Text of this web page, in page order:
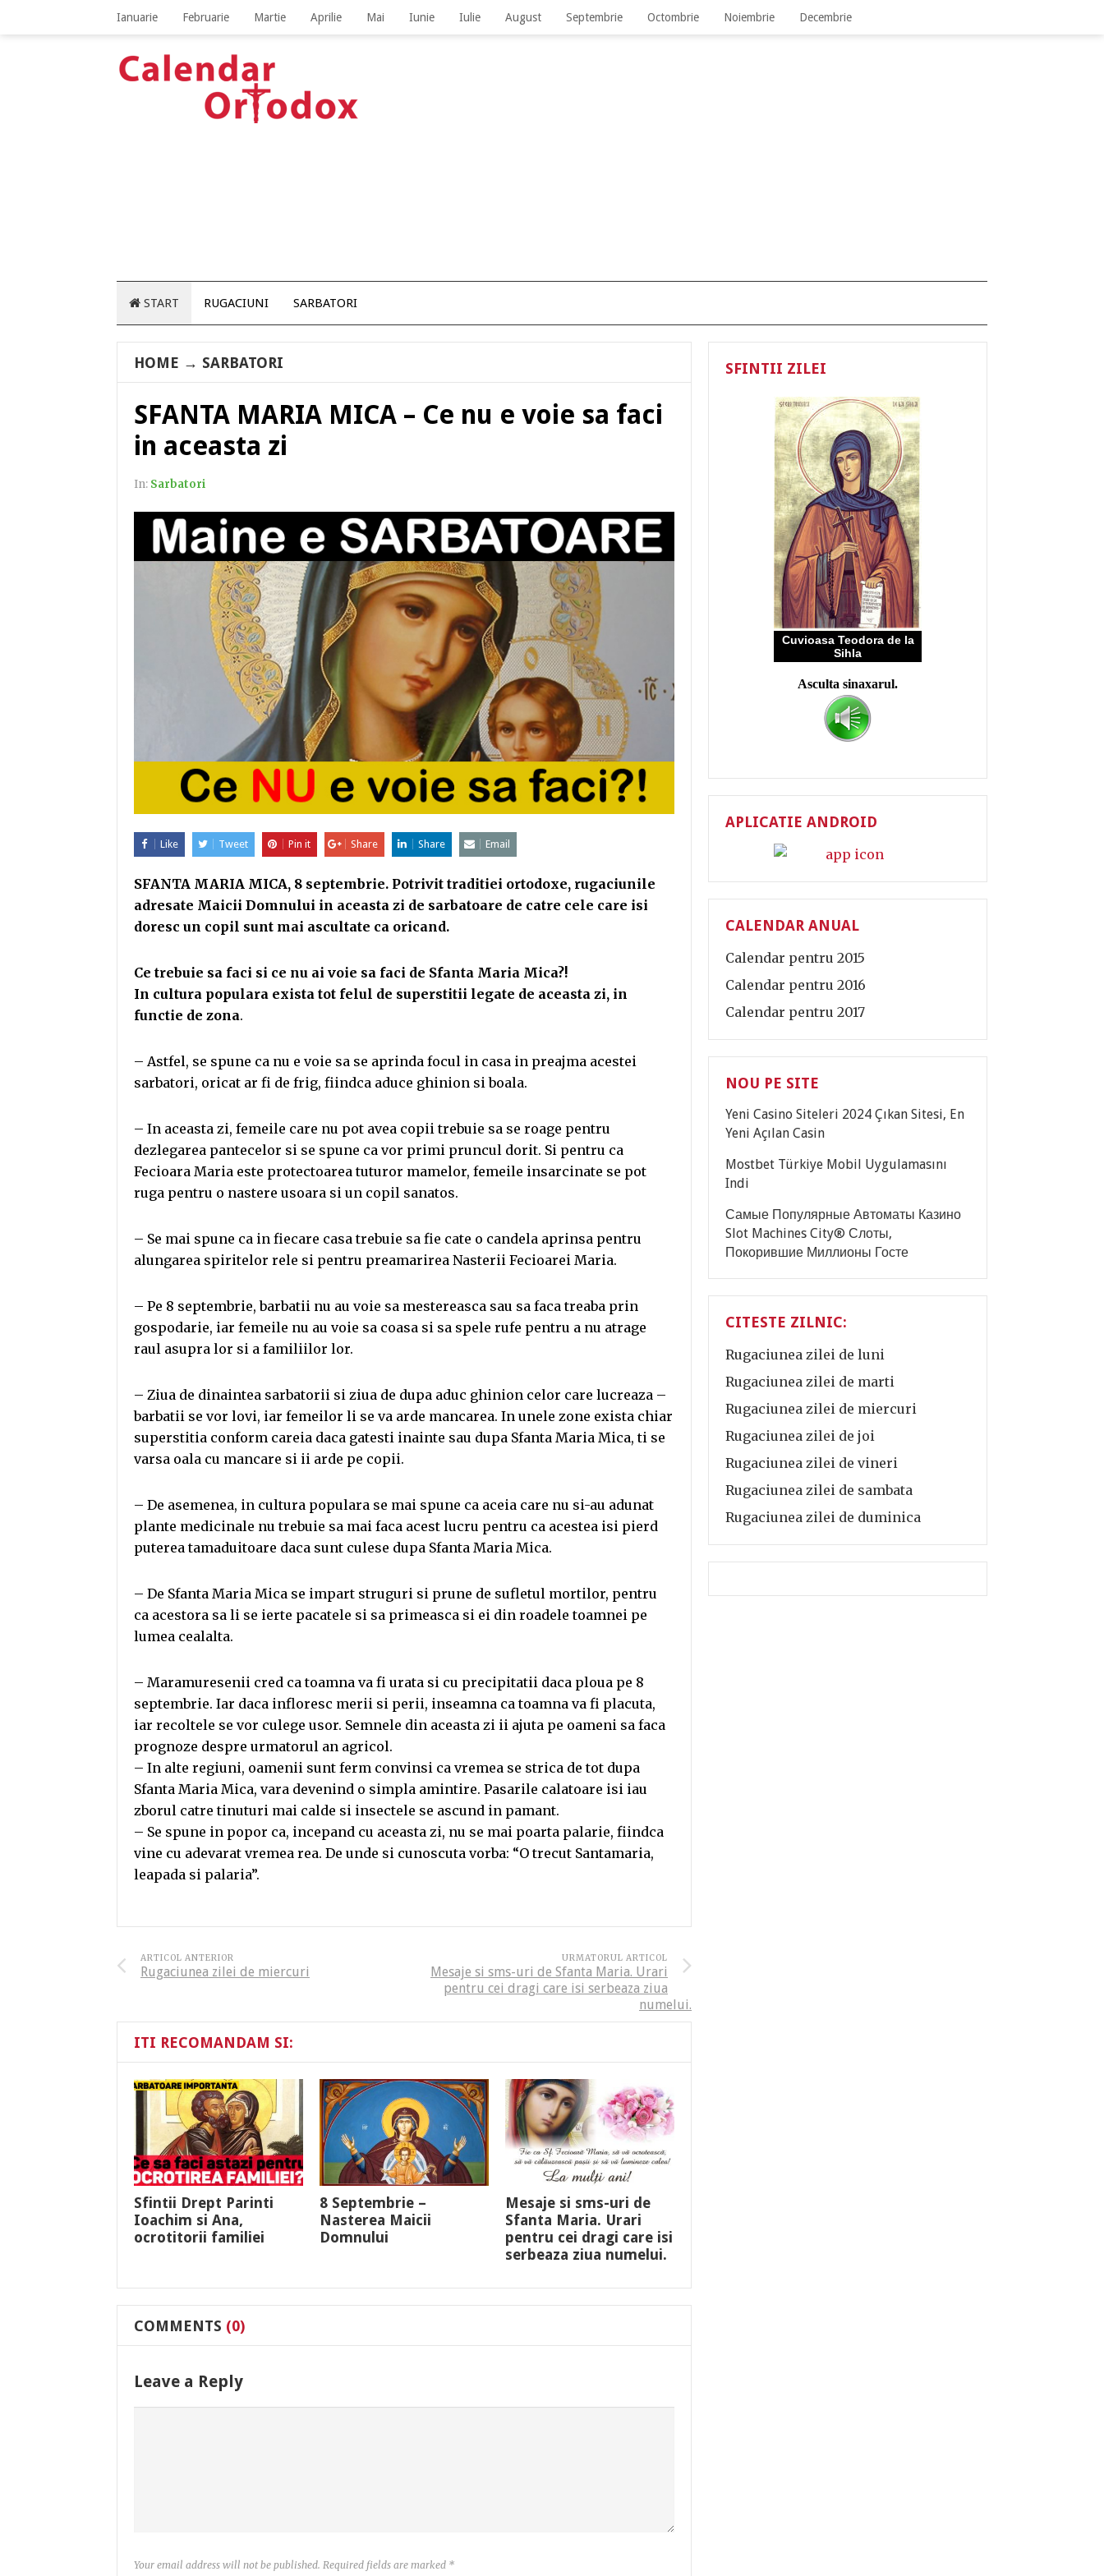
Ianuarie Februarie Martie Aprilie Mai Iunie Iulie August Septembrie Octombrie Noiembrie Decembrie
START RUGACIUNI SARBATORI
HOME → SARBATORI
SFANTA MARIA MICA – Ce nu e voie sa faci
in aceasta zi
In: Sarbatori
Like Tweet Pin it Share Share Email
SFANTA MARIA MICA, 8 septembrie. Potrivit traditiei ortodoxe, rugaciunile
adresate Maicii Domnului in aceasta zi de sarbatoare de catre cele care isi
doresc un copil sunt mai ascultate ca oricand.
Ce trebuie sa faci si ce nu ai voie sa faci de Sfanta Maria Mica?!
In cultura populara exista tot felul de superstitii legate de aceasta zi, in
functie de zona.
– Astfel, se spune ca nu e voie sa se aprinda focul in casa in preajma acestei
sarbatori, oricat ar fi de frig, fiindca aduce ghinion si boala.
– In aceasta zi, femeile care nu pot avea copii trebuie sa se roage pentru
dezlegarea pantecelor si se spune ca vor primi pruncul dorit. Si pentru ca
Fecioara Maria este protectoarea tuturor mamelor, femeile insarcinate se pot
ruga pentru o nastere usoara si un copil sanatos.
– Se mai spune ca in fiecare casa trebuie sa fie cate o candela aprinsa pentru
alungarea spiritelor rele si pentru preamarirea Nasterii Fecioarei Maria.
– Pe 8 septembrie, barbatii nu au voie sa mestereasca sau sa faca treaba prin
gospodarie, iar femeile nu au voie sa coasa si sa spele rufe pentru a nu atrage
raul asupra lor si a familiilor lor.
– Ziua de dinaintea sarbatorii si ziua de dupa aduc ghinion celor care lucreaza –
barbatii se vor lovi, iar femeilor li se va arde mancarea. In unele zone exista chiar
superstitia conform careia daca gatesti inainte sau dupa Sfanta Maria Mica, ti se
varsa oala cu mancare si ii arde pe copii.
– De asemenea, in cultura populara se mai spune ca aceia care nu si-au adunat
plante medicinale nu trebuie sa mai faca acest lucru pentru ca acestea isi pierd
puterea tamaduitoare daca sunt culese dupa Sfanta Maria Mica.
– De Sfanta Maria Mica se impart struguri si prune de sufletul mortilor, pentru
ca acestora sa li se ierte pacatele si sa primeasca si ei din roadele toamnei pe
lumea cealalta.
– Maramuresenii cred ca toamna va fi urata si cu precipitatii daca ploua pe 8
septembrie. Iar daca infloresc merii si perii, inseamna ca toamna va fi placuta,
iar recoltele se vor culege usor. Semnele din aceasta zi ii ajuta pe oameni sa faca
prognoze despre urmatorul an agricol.
– In alte regiuni, oamenii sunt ferm convinsi ca vremea se strica de tot dupa
Sfanta Maria Mica, vara devenind o simpla amintire. Pasarile calatoare isi iau
zborul catre tinuturi mai calde si insectele se ascund in pamant.
– Se spune in popor ca, incepand cu aceasta zi, nu se mai poarta palarie, fiindca
vine cu adevarat vremea rea. De unde si cunoscuta vorba: “O trecut Santamaria,
leapada si palaria”.
ARTICOL ANTERIOR
Rugaciunea zilei de miercuri
URMATORUL ARTICOL
Mesaje si sms-uri de Sfanta Maria. Urari
pentru cei dragi care isi serbeaza ziua
numelui.
ITI RECOMANDAM SI:
Sfintii Drept Parinti
Ioachim si Ana,
ocrotitorii familiei
8 Septembrie –
Nasterea Maicii
Domnului
Mesaje si sms-uri de
Sfanta Maria. Urari
pentru cei dragi care isi
serbeaza ziua numelui.
COMMENTS (0)
Leave a Reply
Your email address will not be published. Required fields are marked *
SFINTII ZILEI
APLICATIE ANDROID
CALENDAR ANUAL
Calendar pentru 2015
Calendar pentru 2016
Calendar pentru 2017
NOU PE SITE
Yeni Casino Siteleri 2024 Çıkan Sitesi, En
Yeni Açılan Casin
Mostbet Türkiye Mobil Uygulamasını
Indi
Самые Популярные Автоматы Казино
Slot Machines City® Слоты,
Покорившие Миллионы Госте
CITESTE ZILNIC:
Rugaciunea zilei de luni
Rugaciunea zilei de marti
Rugaciunea zilei de miercuri
Rugaciunea zilei de joi
Rugaciunea zilei de vineri
Rugaciunea zilei de sambata
Rugaciunea zilei de duminica